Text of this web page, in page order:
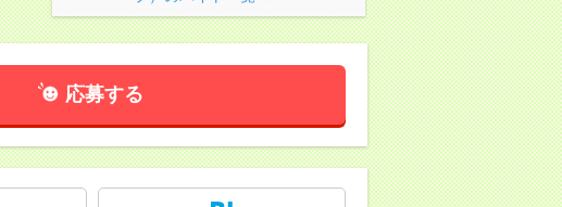
応募する